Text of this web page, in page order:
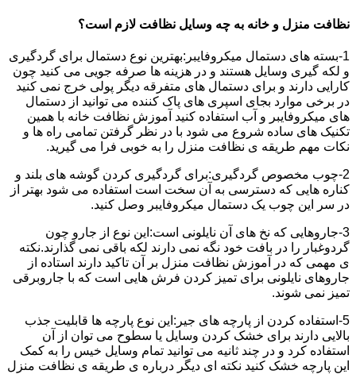
نظافت منزل و خانه به چه وسایل نظافت لازم است؟
1-بسته های دستمال میکروفایبر:بهترین نوع دستمال برای گردگیری
و لکه گیری وسایل هستند و در هزینه ها صرفه جویی می کنید چون
کارایی دارند و برای دستمال های متفرقه دیگر پولی خرج نمی کنید
در برخی موارد بجای اسپری های پاک کننده می توانید از دستمال
های میکروفایبر و آب استفاده کنید آموزش نظافت خانه با همین
تکنیک های ساده شروع می شود با در نظر گرفتن تمامی راه ها و
نکات مهم طریقه ی نظافت منزل را به خوبی فرا می گیرید.
2-چوب مخصوص گردگیری:برای گردگیری کردن گوشه های بلند و
کناره هایی که دسترسی به آن سخت است استفاده می شود بهتر از
در سر این چوب یک دستمال میکروفایبر وصل کنید.
3-جاروهایی که نخ های آن نایلونی است:این نوع از جارو چون
گردوغبار را در بافت خود نگه نمی دارند لکه باقی نمی گذارند.نکته
ی مهمی که در آموزش نظافت منزل بر آن تاکید دارند استاده از
جاروهای نایلونی برای تمیز کردن فرش هایی است که با جاروبرقی
تمیز نمی شوند.
5-استفاده کردن از پارچه های جیر:این نوع پارچه ها قابلیت جذب
بالایی دارند برای خشک کردن وسایل یا سطوح می توان از آن
استفاده کرد و در چند ثانیه می توانید تمام وسایل خیس را به کمک
این پارچه خشک کنید نکته ای دیگر درباره ی طریقه ی نظافت منزل